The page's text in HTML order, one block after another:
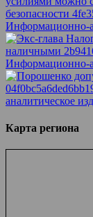
Карта региона